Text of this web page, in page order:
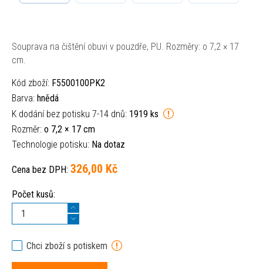
Souprava na čištění obuvi v pouzdře, PU. Rozměry: o 7,2 × 17
cm.
Kód zboží: F5500100PK2
Barva: hnědá
K dodání bez potisku 7-14 dnů: 1919 ks
Rozměr: o 7,2 × 17 cm
Technologie potisku: Na dotaz
Cena bez DPH: 326,00 Kč
Počet kusů:
Chci zboží s potiskem